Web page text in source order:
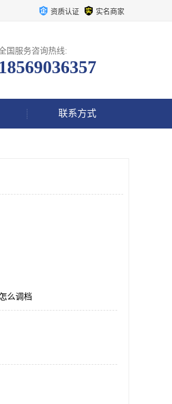
资质认证 实名商家
国服务咨询热线:
18569036357
联系方式
么调档